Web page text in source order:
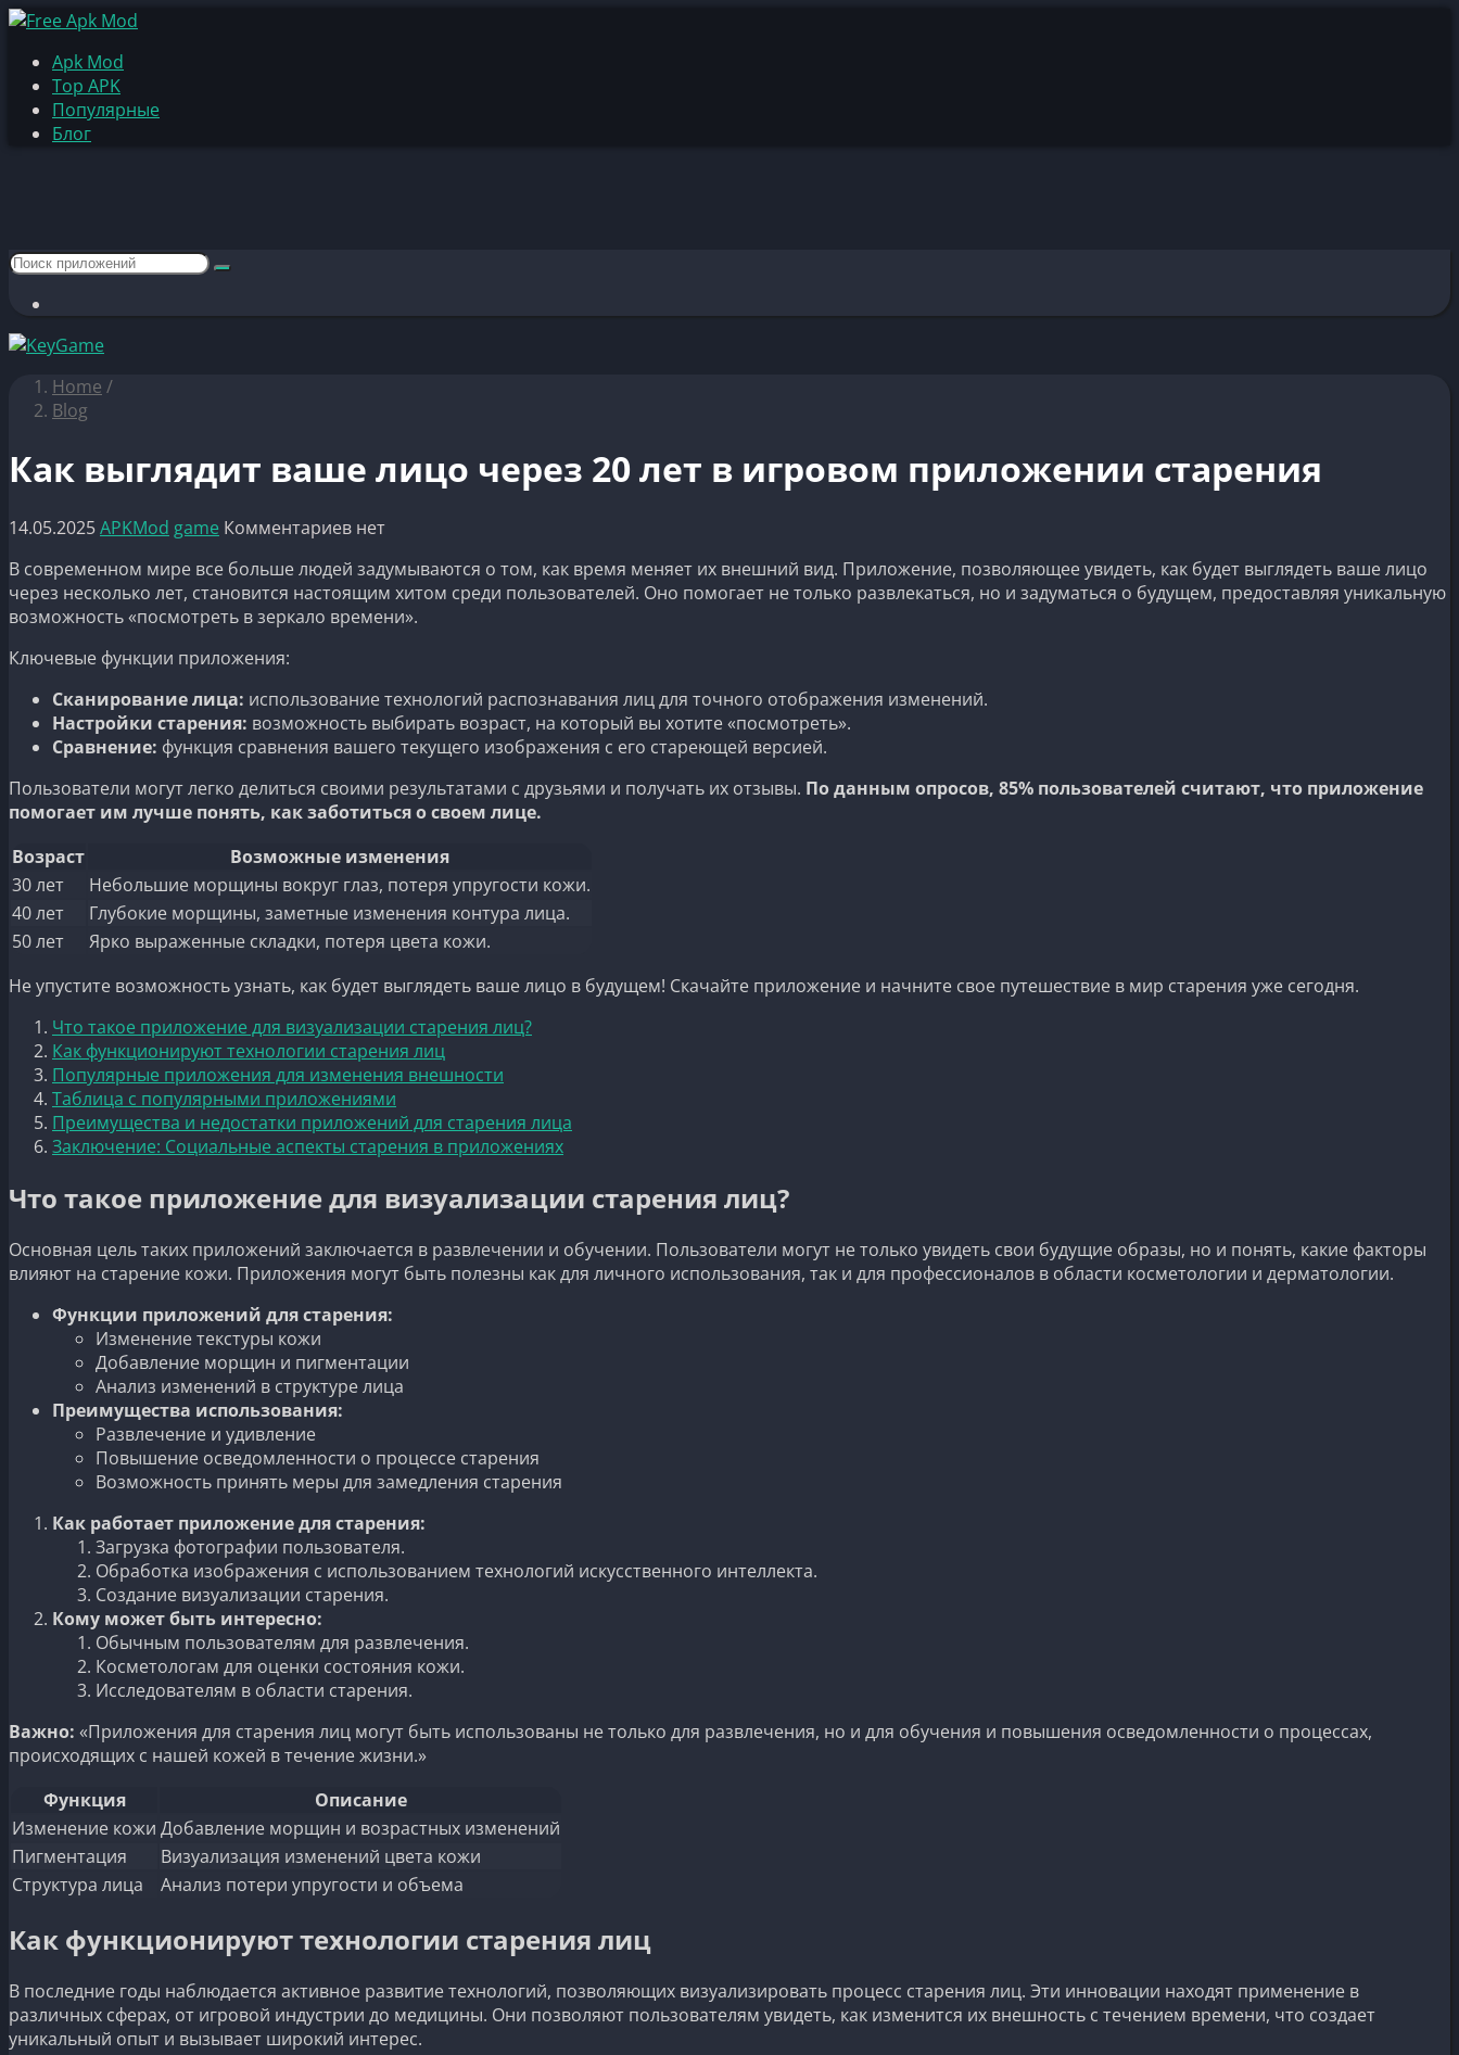
Apk Mod
Top APK
Популярные
Блог
Home /
Blog
Как выглядит ваше лицо через 20 лет в игровом приложении старения
14.05.2025APKMod game Комментариев нет
В современном мире все больше людей задумываются о том, как время меняет их внешний вид. Приложение, позволяющее увидеть, как будет выглядеть ваше лицо
через несколько лет, становится настоящим хитом среди пользователей. Оно помогает не только развлекаться, но и задуматься о будущем, предоставляя уникальную
возможность «посмотреть в зеркало времени».
Ключевые функции приложения:
Сканирование лица: использование технологий распознавания лиц для точного отображения изменений.
Настройки старения: возможность выбирать возраст, на который вы хотите «посмотреть».
Сравнение: функция сравнения вашего текущего изображения с его стареющей версией.
Пользователи могут легко делиться своими результатами с друзьями и получать их отзывы. По данным опросов, 85% пользователей считают, что приложение
помогает им лучше понять, как заботиться о своем лице.
Возраст
Возможные изменения
30 лет
Небольшие морщины вокруг глаз, потеря упругости кожи.
40 лет
Глубокие морщины, заметные изменения контура лица.
50 лет
Ярко выраженные складки, потеря цвета кожи.
Не упустите возможность узнать, как будет выглядеть ваше лицо в будущем! Скачайте приложение и начните свое путешествие в мир старения уже сегодня.
Что такое приложение для визуализации старения лиц?
Как функционируют технологии старения лиц
Популярные приложения для изменения внешности
Таблица с популярными приложениями
Преимущества и недостатки приложений для старения лица
Заключение: Социальные аспекты старения в приложениях
Что такое приложение для визуализации старения лиц?
Основная цель таких приложений заключается в развлечении и обучении. Пользователи могут не только увидеть свои будущие образы, но и понять, какие факторы
влияют на старение кожи. Приложения могут быть полезны как для личного использования, так и для профессионалов в области косметологии и дерматологии.
Функции приложений для старения:
Изменение текстуры кожи
Добавление морщин и пигментации
Анализ изменений в структуре лица
Преимущества использования:
Развлечение и удивление
Повышение осведомленности о процессе старения
Возможность принять меры для замедления старения
Как работает приложение для старения:
Загрузка фотографии пользователя.
Обработка изображения с использованием технологий искусственного интеллекта.
Создание визуализации старения.
Кому может быть интересно:
Обычным пользователям для развлечения.
Косметологам для оценки состояния кожи.
Исследователям в области старения.
Важно: «Приложения для старения лиц могут быть использованы не только для развлечения, но и для обучения и повышения осведомленности о процессах,
происходящих с нашей кожей в течение жизни.»
Функция
Описание
Изменение кожи Добавление морщин и возрастных изменений
Пигментация
Визуализация изменений цвета кожи
Структура лица
Анализ потери упругости и объема
Как функционируют технологии старения лиц
В последние годы наблюдается активное развитие технологий, позволяющих визуализировать процесс старения лиц. Эти инновации находят применение в
различных сферах, от игровой индустрии до медицины. Они позволяют пользователям увидеть, как изменится их внешность с течением времени, что создает
уникальный опыт и вызывает широкий интерес.